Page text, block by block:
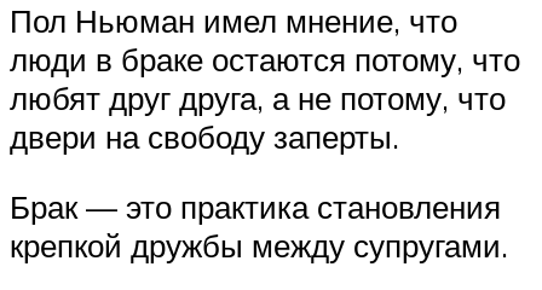
Пол Ньюман имел мнение, что
люди в браке остаются потому, что
любят друг друга, а не потому, что
двери на свободу заперты.
Брак — это практика становления
крепкой дружбы между супругами.